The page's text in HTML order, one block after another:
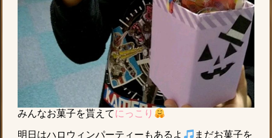
みんなお菓子を貰えてにっこり
明日はハロウィンパーティーもあるよ
まだお菓子を